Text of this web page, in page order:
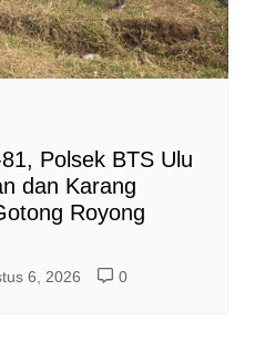
Polsek BTS Ulu
dan Karang
Royong
6, 2026 0